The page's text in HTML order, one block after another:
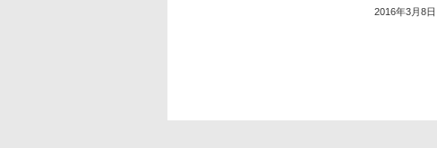
2016年3月8日